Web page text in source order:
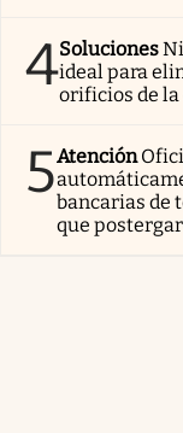
4Soluciones
ideal para
orificios de
5Atención
bancarias de
que